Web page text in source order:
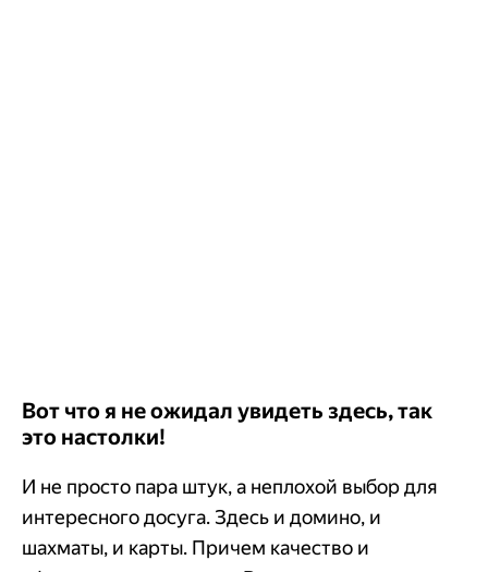
Вот что я не ожидал увидеть здесь, так
это настолки!
И не просто пара штук, а неплохой выбор для
интересного досуга. Здесь и домино, и
шахматы, и карты. Причем качество и